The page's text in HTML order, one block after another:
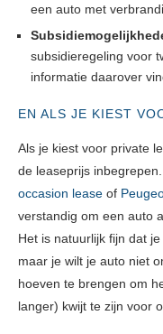
een auto met
subsidieregeling voor
informatie daarover
EN ALS JE KIEST
Als je kiest voor private
de leaseprijs
occasion lease of
verstandig om een auto
Het is natuurlijk fijn dat
maar je wilt je auto niet
hoeven te brengen om
langer) kwijt te zijn voor